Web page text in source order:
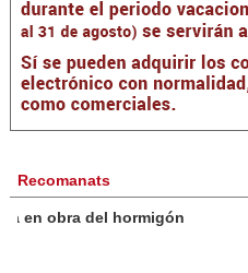
Recomanats
Botánica Agroalimentaria